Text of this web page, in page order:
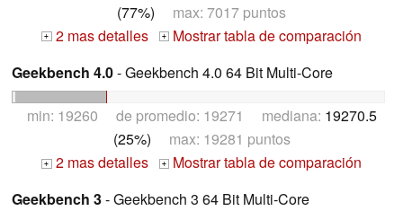
(77%) max: 7017 puntos
+ 2 mas detalles +
Mostrar tabla de comparación
Geekbench 4.0- Geekbench 4.0 64 Bit Multi-Core
min: 19260 de promedio: 19271 mediana: 19270.5
(25%) max: 19281 puntos
+ 2 mas detalles +
Mostrar tabla de comparación
Geekbench 3- Geekbench 3 64 Bit Multi-Core